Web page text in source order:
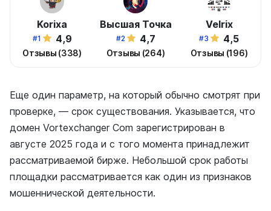
Korixa
#1 4,9
Отзывы (338)
Высшая Точка
#2 4,7
Отзывы (264)
Velrix
#3 4,5
Отзывы (196)
Еще один параметр, на который обычно смотрят при
проверке, — срок существования. Указывается, что
домен Vortexchanger Com зарегистрирован в
августе 2025 года и с того момента принадлежит
рассматриваемой бирже. Небольшой срок работы
площадки рассматривается как один из признаков
мошеннической деятельности.